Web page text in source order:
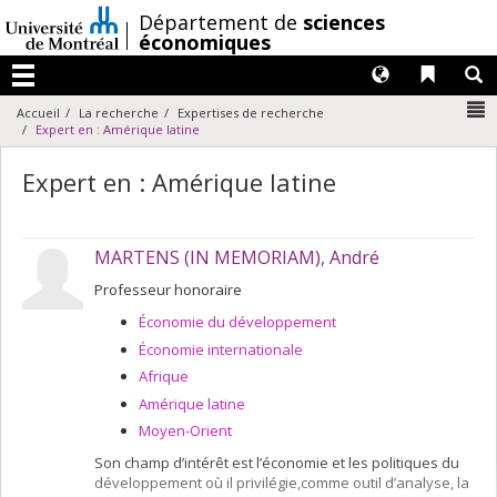
au
contenu
/Département de sciences
économiques
Menu
Liens
Langues
Accueil La recherche
Expertises de recherche
Expert en : Amérique latine
Expert en : Amérique latine
MARTENS (IN MEMORIAM), André
Professeur honoraire
Économie du développement
Économie internationale
Afrique
Amérique latine
Moyen-Orient
Son champ d’intérêt est l’économie et les politiques du
développement où il privilégie,comme outil d’analyse, la